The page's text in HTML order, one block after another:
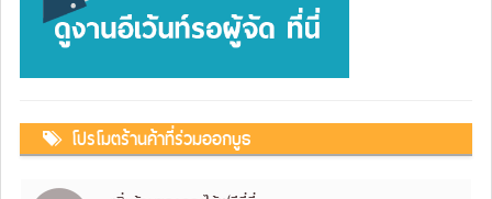
โปรโมตร้านค้าที่ร่วมออกบูธ